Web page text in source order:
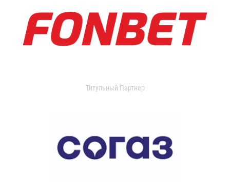
Титульный Партнер